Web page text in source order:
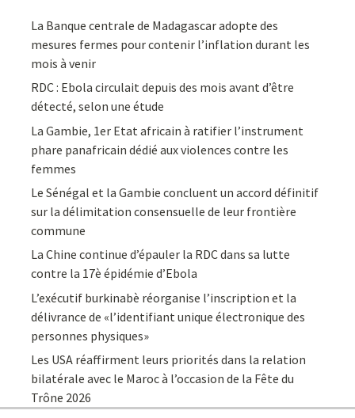
La Banque centrale de Madagascar adopte des
mesures fermes pour contenir l’inflation durant les
mois à venir
RDC : Ebola circulait depuis des mois avant d’être
détecté, selon une étude
La Gambie, 1er Etat africain à ratifier l’instrument
phare panafricain dédié aux violences contre les
femmes
Le Sénégal et la Gambie concluent un accord définitif
sur la délimitation consensuelle de leur frontière
commune
La Chine continue d’épauler la RDC dans sa lutte
contre la 17è épidémie d’Ebola
L’exécutif burkinabè réorganise l’inscription et la
délivrance de «l’identifiant unique électronique des
personnes physiques»
Les USA réaffirment leurs priorités dans la relation
bilatérale avec le Maroc à l’occasion de la Fête du
Trône 2026